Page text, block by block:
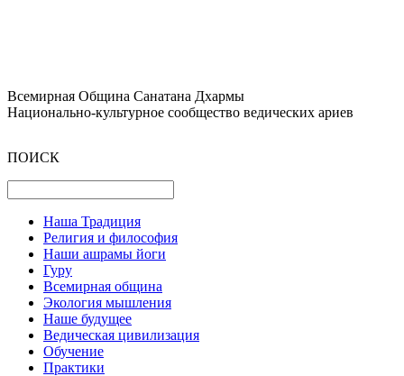
Всемирная Община Санатана Дхармы
Национально-культурное сообщество ведических ариев
ПОИСК
Наша Традиция
Религия и философия
Наши ашрамы йоги
Гуру
Всемирная община
Экология мышления
Наше будущее
Ведическая цивилизация
Обучение
Практики